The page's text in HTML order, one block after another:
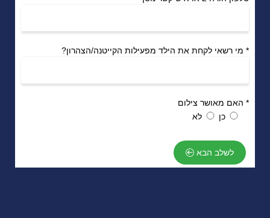
* מי רשאי לקחת את הילד מפעילות הקייטנה/הצהרון?
* האם מאושר צילום
כן
לא
לשלב הבא